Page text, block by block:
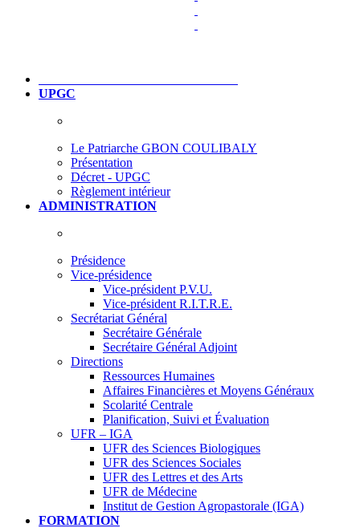
UPGC
Le Patriarche GBON COULIBALY
Présentation
Décret - UPGC
Règlement intérieur
ADMINISTRATION
Présidence
Vice-présidence
Vice-président P.V.U.
Vice-président R.I.T.R.E.
Secrétariat Général
Secrétaire Générale
Secrétaire Général Adjoint
Directions
Ressources Humaines
Affaires Financières et Moyens Généraux
Scolarité Centrale
Planification, Suivi et Évaluation
UFR – IGA
UFR des Sciences Biologiques
UFR des Sciences Sociales
UFR des Lettres et des Arts
UFR de Médecine
Institut de Gestion Agropastorale (IGA)
FORMATION